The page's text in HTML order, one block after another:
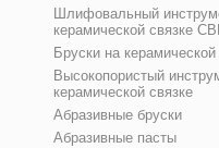
Шлифовальный
керамической связке
Бруски на керамической
Высокопористый
керамической связке
Абразивные бруски
Абразивные пасты